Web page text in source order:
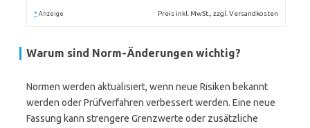
* Anzeige Preis inkl. MwSt., zzgl. Versandkosten
Warum sind Norm-Änderungen wichtig?
Normen werden aktualisiert, wenn neue Risiken bekannt
werden oder Prüfverfahren verbessert werden. Eine neue
Fassung kann strengere Grenzwerte oder zusätzliche